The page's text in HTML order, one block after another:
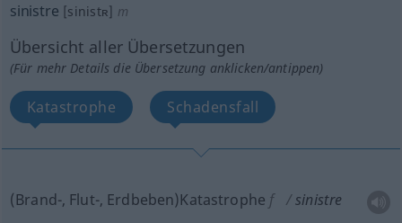
sinistre [sinistʀ] m
Übersicht aller Übersetzungen
(Für mehr Details die Übersetzung anklicken/antippen)
Katastrophe Schadensfall
(Brand-, Flut-, Erdbeben)Katastrophe f sinistre